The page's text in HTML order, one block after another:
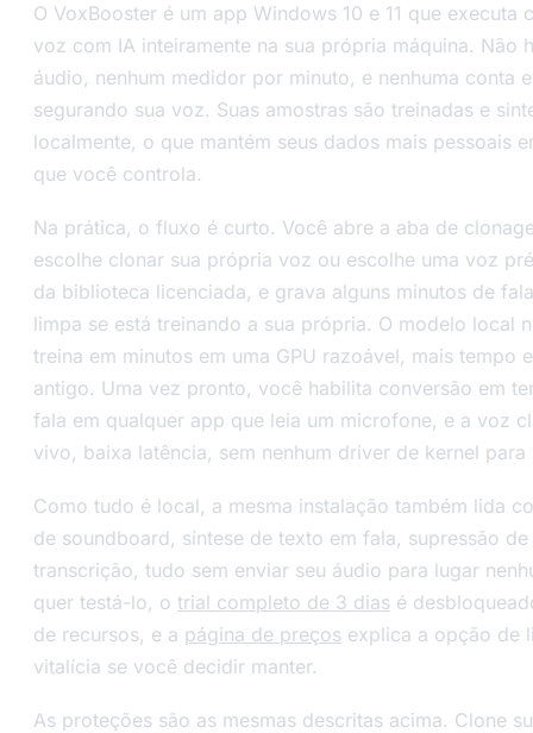
O VoxBooster é um app Windows 10 e 11 que executa
voz com IA inteiramente na sua própria máquina. Não
áudio, nenhum medidor por minuto, e nenhuma conta
segurando sua voz. Suas amostras são treinadas e
localmente, o que mantém seus dados mais pessoais
que você controla.
Na prática, o fluxo é curto. Você abre a aba de
escolhe clonar sua própria voz ou escolhe uma voz
da biblioteca licenciada, e grava alguns minutos de
limpa se está treinando a sua própria. O modelo local
treina em minutos em uma GPU razoável, mais tempo
antigo. Uma vez pronto, você habilita conversão em
fala em qualquer app que leia um microfone, e a voz
vivo, baixa latência, sem nenhum driver de kernel para
Como tudo é local, a mesma instalação também lida
de soundboard, síntese de texto em fala, supressão
transcrição, tudo sem enviar seu áudio para lugar
quer testá-lo, o trial completo de 3 dias é
de recursos, e a página de preços explica a opção de
vitalícia se você decidir manter.
As proteções são as mesmas descritas acima. Clone